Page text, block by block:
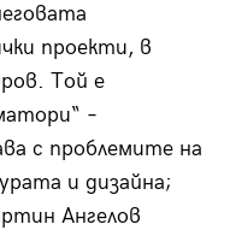
проекти, в
Той е
–
с проблемите на
и дизайна;
Ангелов